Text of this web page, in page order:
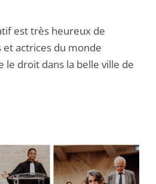
est très heureux de
et actrices du monde
le droit dans la belle ville de